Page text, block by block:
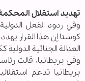
تهديد استقلال
وفي ردود الفعل
كوستا إن هذا القرار
العدالة الجنائية الدولية
وفي بريطانيا، قالت
بريطانيا تدعم